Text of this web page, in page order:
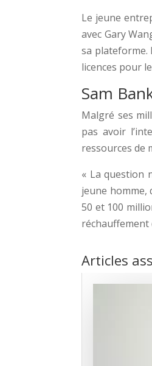
Le jeune
avec Gary
sa plateforme.
licences pour
Sam
Malgré ses
pas avoir
ressources de
« La question
jeune homme,
50 et 100
réchauffement
Articles